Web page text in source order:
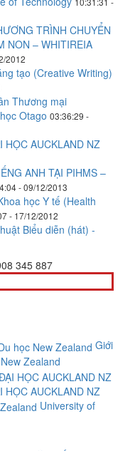
TRÌNH CHUYỂN
NON – WHITIREIA
2012
tạo (Creative Writing)
Thương mại
Otago 03:36:29 -
AUCKLAND NZ
ANH TẠI PIHMS –
- 09/12/2013
học Y tế (Health
- 17/12/2012
Biểu diễn (hát) -
345 887
Giới
Zealand
AUCKLAND NZ
University of